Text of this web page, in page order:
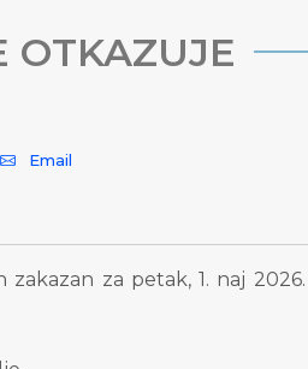
OTKAZUJE
Email
za petak, 1. naj